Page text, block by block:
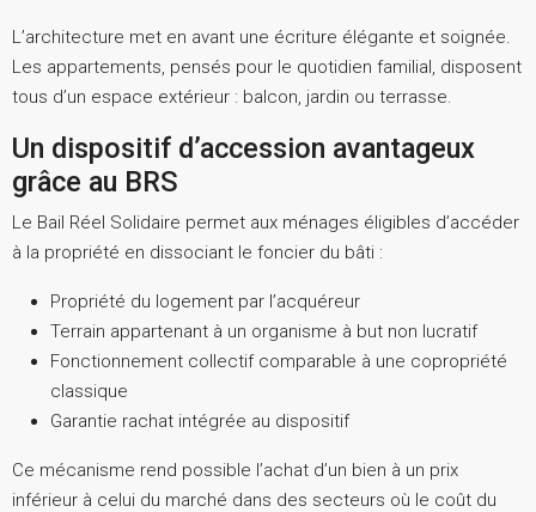
L’architecture met en avant une écriture élégante et soignée.
Les appartements, pensés pour le quotidien familial, disposent
tous d’un espace extérieur : balcon, jardin ou terrasse.
Un dispositif d’accession avantageux
grâce au BRS
Le Bail Réel Solidaire permet aux ménages éligibles d’accéder
à la propriété en dissociant le foncier du bâti :
Propriété du logement par l’acquéreur
Terrain appartenant à un organisme à but non lucratif
Fonctionnement collectif comparable à une copropriété
classique
Garantie rachat intégrée au dispositif
Ce mécanisme rend possible l’achat d’un bien à un prix
inférieur à celui du marché dans des secteurs où le coût du